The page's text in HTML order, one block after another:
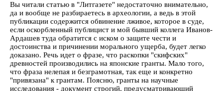
Вы читали статью в "Литгазете" недостаточно внимательно,
да и вообще не разбираетесь в археологии, а ведь в этой
публикации содержится обвинение лживое, которое в суде,
если оскорбленный публицист и мой бывший коллега Иванов-
Ардашев туда обратится с иском о защите чести и
достоинства и причинении морального ущерба, будет легко
доказано. Речь идет о фразе, что раскопки "скифских"
древностей производились на японские гранты. Мало того,
что фраза нелепая и безграмотная, так еще и конкретно
"привязана" к грантам. Поясню, гранты на научные
исследования - документ строгий, предусматривающий